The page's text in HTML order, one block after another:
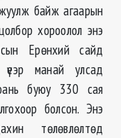
байж агаарын
хороолол энэ
Ерөнхий сайд
манай улсад
буюу 330 сая
болсон. Энэ
төлөвлөлтөд